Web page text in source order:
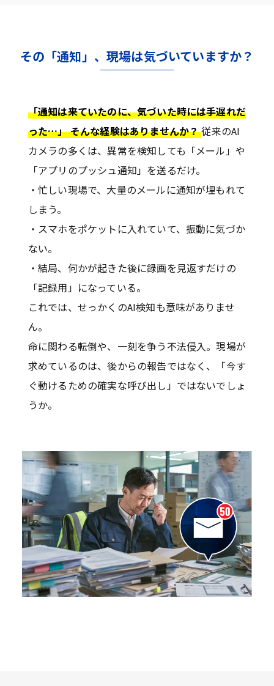
その「通知」、現場は気づいていますか？
「通知は来ていたのに、気づいた時には手遅れだ
った…」 そんな経験はありませんか？従来のAI
カメラの多くは、異常を検知しても「メール」や
「アプリのプッシュ通知」を送るだけ。
・忙しい現場で、大量のメールに通知が埋もれて
しまう。
・スマホをポケットに入れていて、振動に気づか
ない。
・結局、何かが起きた後に録画を見返すだけの
「記録用」になっている。
これでは、せっかくのAI検知も意味がありませ
ん。
命に関わる転倒や、一刻を争う不法侵入。現場が
求めているのは、後からの報告ではなく、「今す
ぐ動けるための確実な呼び出し」ではないでしょ
うか。